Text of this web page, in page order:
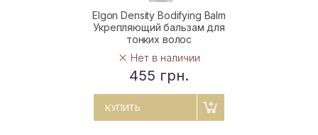
Elgon Density Bodifying Balm
Укрепляющий бальзам для
тонких волос
Нет в наличии
455 грн.
КУПИТЬ